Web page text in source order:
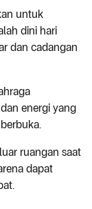
untuk
dini hari
dan cadangan
energi yang
ruangan saat
dapat